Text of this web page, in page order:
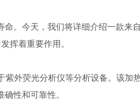
。今天，我们将详细介绍一款来
挥着重要作用。
外荧光分析仪等分析设备。该加
性和可靠性。